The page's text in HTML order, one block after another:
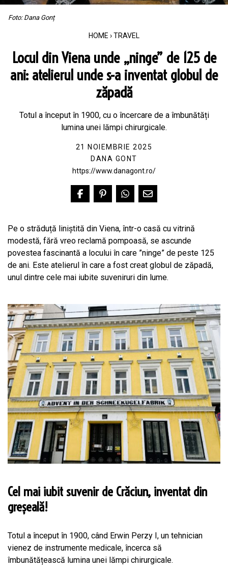
Foto: Dana Gonț
HOME ›TRAVEL
Locul din Viena unde „ninge” de 125 de
ani: atelierul unde s-a inventat globul de
zăpadă
Totul a început în 1900, cu o încercare de a îmbunătăți
lumina unei lămpi chirurgicale.
21 NOIEMBRIE 2025
DANA GONT
https://www.danagont.ro/
Pe o străduță liniștită din Viena, într-o casă cu vitrină
modestă, fără vreo reclamă pompoasă, se ascunde
povestea fascinantă a locului în care ”ninge” de peste 125
de ani. Este atelierul în care a fost creat globul de zăpadă,
unul dintre cele mai iubite suveniruri din lume.
Cel mai iubit suvenir de Crăciun, inventat din
greșeală!
Totul a început în 1900, când Erwin Perzy I, un tehnician
vienez de instrumente medicale, încerca să
îmbunătățească lumina unei lămpi chirurgicale.